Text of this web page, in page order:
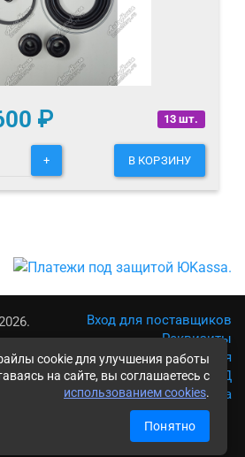
cookie для улучшения работы
на сайте, вы соглашаетесь с
использованием cookies.
Понятно
13 шт.
₽
+ В КОРЗИНУ
Вход для поставщиков
Реквизиты
Условия использования
Политика обработки ПД
Карта сайта